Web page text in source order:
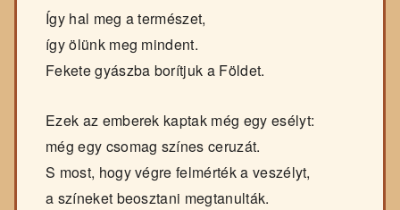
Így hal meg a természet,
így ölünk meg mindent.
Fekete gyászba borítjuk a Földet.
Ezek az emberek kaptak még egy esélyt:
még egy csomag színes ceruzát.
S most, hogy végre felmérték a veszélyt,
a színeket beosztani megtanulták.